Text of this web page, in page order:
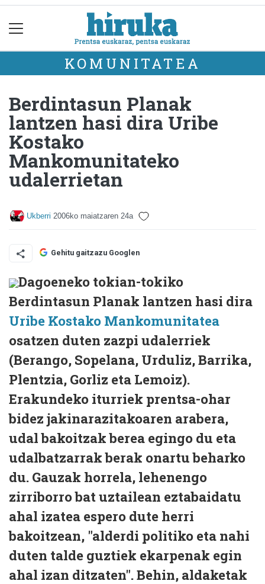
KOMUNITATEA
Berdintasun Planak
lantzen hasi dira Uribe
Kostako
Mankomunitateko
udalerrietan
Ukberri 2006ko maiatzaren 24a
Gehitu gaitzazu Googlen
Dagoeneko tokian-tokiko
Berdintasun Planak lantzen hasi dira
Uribe Kostako Mankomunitatea
osatzen duten zazpi udalerriek
(Berango, Sopelana, Urduliz, Barrika,
Plentzia, Gorliz eta Lemoiz).
Erakundeko iturriek prentsa-ohar
bidez jakinarazitakoaren arabera,
udal bakoitzak berea egingo du eta
udalbatzarrak berak onartu beharko
du. Gauzak horrela, lehenengo
zirriborro bat uztailean eztabaidatu
ahal izatea espero dute herri
bakoitzean, "alderdi politiko eta nahi
duten talde guztiek ekarpenak egin
ahal izan ditzaten". Behin, aldaketak